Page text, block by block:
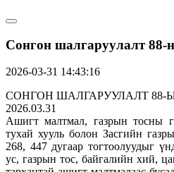
Сонгон шалгаруулалт 88-
2026-03-31 14:43:16
СОНГОН ШАЛГАРУУЛАЛТ 88-
2026.03.31
Ашигт малтмал, газрын тосны
тухай хууль болон Засгийн
268, 447 дугаар тогтоолуудыг
ус, газрын тос, байгалийн хий,